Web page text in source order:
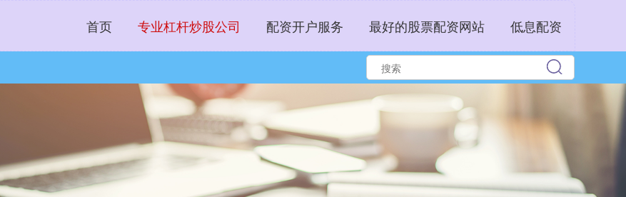
首页 专业杠杆炒股公司 配资开户服务 最好的股票配资网站 低息配资